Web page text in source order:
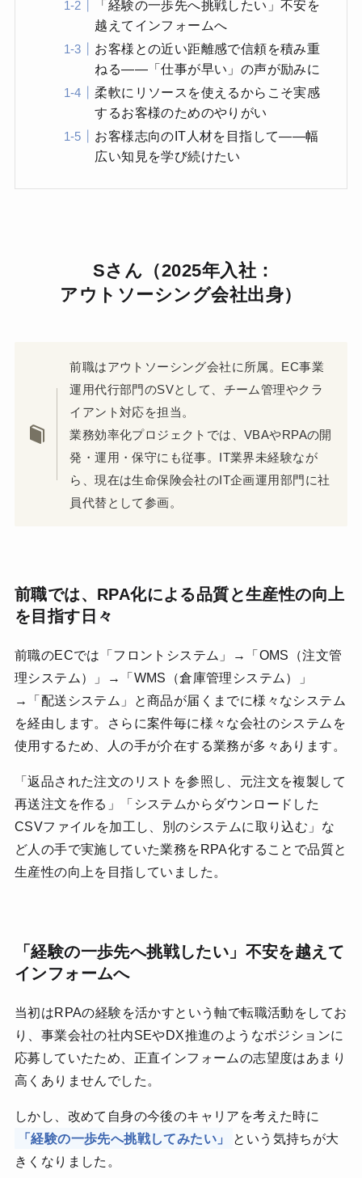
「経験の一歩先へ挑戦したい」不安を
越えてインフォームへ
お客様との近い距離感で信頼を積み重
ねる――「仕事が早い」の声が励みに
柔軟にリソースを使えるからこそ実感
するお客様のためのやりがい
お客様志向のIT人材を目指して――幅
広い知見を学び続けたい
Sさん（2025年入社：
アウトソーシング会社出身）
前職はアウトソーシング会社に所属。EC事業
運用代行部門のSVとして、チーム管理やクラ
イアント対応を担当。
業務効率化プロジェクトでは、VBAやRPAの開
発・運用・保守にも従事。IT業界未経験なが
ら、現在は生命保険会社のIT企画運用部門に社
員代替として参画。
前職では、 RPA化による品質と生産性の向上
を目指す日々
前職のECでは「フロントシステム」→「OMS（注文管
理システム）」→「WMS（倉庫管理システム）」
→「配送システム」と商品が届くまでに様々なシステム
を経由します。さらに案件毎に様々な会社のシステムを
使用するため、人の手が介在する業務が多々あります。
「返品された注文のリストを参照し、元注文を複製して
再送注文を作る」「システムからダウンロードした
CSVファイルを加工し、別のシステムに取り込む」な
ど人の手で実施していた業務をRPA化することで品質と
生産性の向上を目指していました。
「経験の一歩先へ挑戦したい」不安を越えて
インフォームへ
当初はRPAの経験を活かすという軸で転職活動をしてお
り、事業会社の社内SEやDX推進のようなポジションに
応募していたため、正直インフォームの志望度はあまり
高くありませんでした。
しかし、改めて自身の今後のキャリアを考えた時に
「経験の一歩先へ挑戦してみたい」
という気持ちが大
きくなりました。